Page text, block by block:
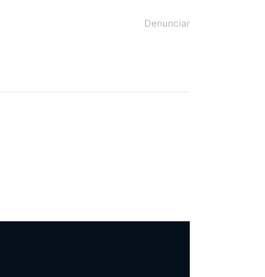
Denunciar